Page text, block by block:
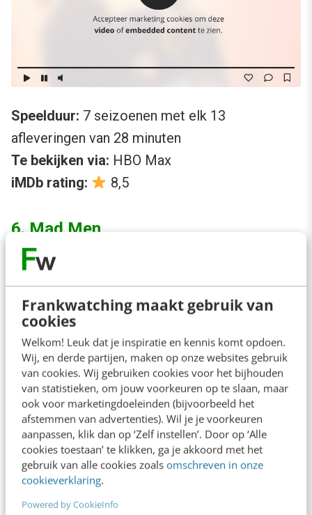
Frankwatching maakt gebruik van
cookies
Welkom! Leuk dat je inspiratie en kennis komt opdoen.
Wij, en derde partijen, maken op onze websites gebruik
van cookies. Wij gebruiken cookies voor het bijhouden
van statistieken, om jouw voorkeuren op te slaan, maar
ook voor marketingdoeleinden (bijvoorbeeld het
afstemmen van advertenties). Wil je je voorkeuren
aanpassen, klik dan op ‘Zelf instellen’. Door op ‘Alle
cookies toestaan’ te klikken, ga je akkoord met het
gebruik van alle cookies zoals omschreven in onze
cookieverklaring.
Powered by CookieInfo
Speelduur: 7 seizoenen met elk 13
afleveringen van 28 minuten
Te bekijken via: HBO Max
iMDb rating:
8,5
6. Mad Men
Werk je in de reclamewereld? Dan is Mad Men
echt een aanrader (eigenlijk ook als je niet in de
reclamewereld werkt).
De serie draait om Don Draper, een creative
director / sales agent bij een reclamebureau in
New York in de jaren ’60. Het is precies wat je
je voorstelt bij een reclamebureau uit die tijd:
veel competitieve mannen aan de top,
seksuele intimidatie en overmatig roken en
drinken op de werkvloer.